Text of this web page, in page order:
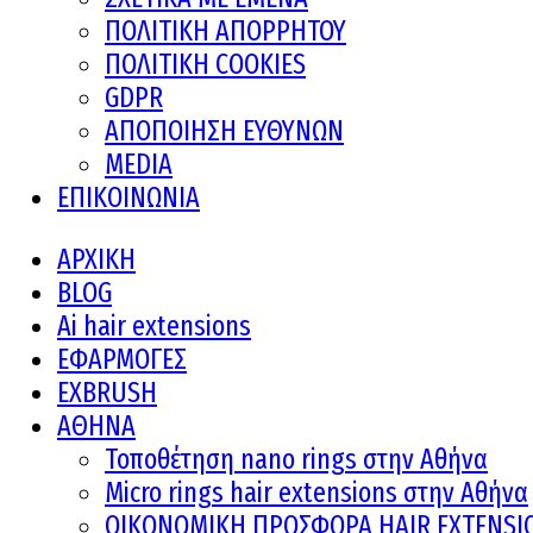
ΠΟΛΙΤΙΚΗ ΑΠΟΡΡΗΤΟΥ
ΠΟΛΙΤΙΚΗ COOKIES
GDPR
ΑΠΟΠΟΙΗΣΗ ΕΥΘΥΝΩΝ
MEDIA
ΕΠΙΚΟΙΝΩΝΙΑ
ΑΡΧΙΚΗ
BLOG
Ai hair extensions
ΕΦΑΡΜΟΓΕΣ
EXBRUSH
ΑΘΗΝΑ
Τοποθέτηση nano rings στην Αθήνα
Micro rings hair extensions στην Αθήνα
ΟΙΚΟΝΟΜΙΚΗ ΠΡΟΣΦΟΡΑ HAIR